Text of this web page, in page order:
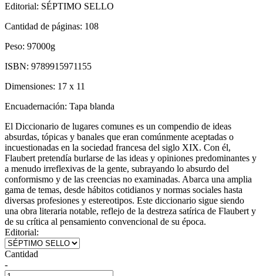
Editorial: SÉPTIMO SELLO
Cantidad de páginas: 108
Peso: 97000g
ISBN: 9789915971155
Dimensiones: 17 x 11
Encuadernación: Tapa blanda
El Diccionario de lugares comunes es un compendio de ideas
absurdas, tópicas y banales que eran comúnmente aceptadas o
incuestionadas en la sociedad francesa del siglo XIX. Con él,
Flaubert pretendía burlarse de las ideas y opiniones predominantes y
a menudo irreflexivas de la gente, subrayando lo absurdo del
conformismo y de las creencias no examinadas. Abarca una amplia
gama de temas, desde hábitos cotidianos y normas sociales hasta
diversas profesiones y estereotipos. Este diccionario sigue siendo
una obra literaria notable, reflejo de la destreza satírica de Flaubert y
de su crítica al pensamiento convencional de su época.
Editorial:
Cantidad
-